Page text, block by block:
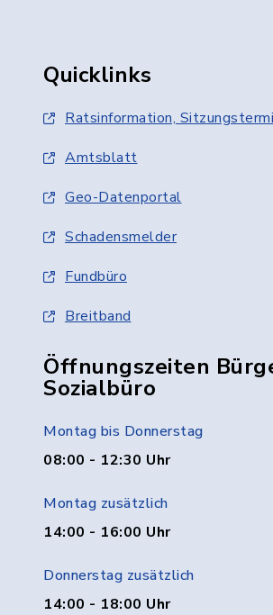
Quicklinks
Ratsinformation,
Amtsblatt
Geo-Datenportal
Schadensmelder
Fundbüro
Breitband
Öffnungszeiten
Sozialbüro
Montag bis Donnerstag
08:00 - 12:30 Uhr
Montag zusätzlich
14:00 - 16:00 Uhr
Donnerstag zusätzlich
14:00 - 18:00 Uhr